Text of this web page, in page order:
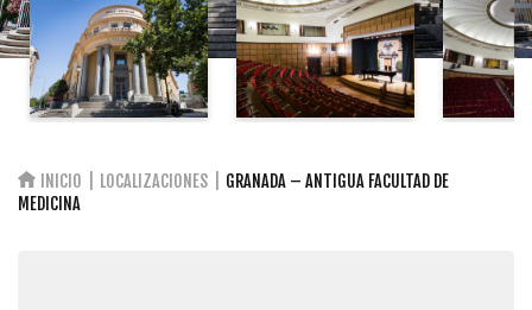
INICIO LOCALIZACIONES
GRANADA – ANTIGUA FACULTAD DE
MEDICINA